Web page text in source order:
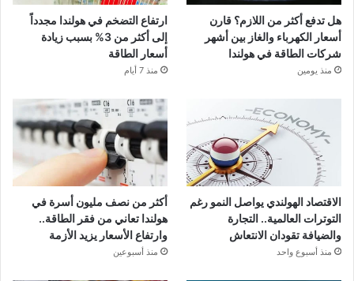
هل تدفع أكثر من اللازم؟ قارن
أسعار الكهرباء والغاز بين أشهر
شركات الطاقة في هولندا
منذ يومين
ارتفاع التضخم في هولندا مجدداً
إلى أكثر من 3% بسبب زيادة
أسعار الطاقة
منذ 7 أيام
الاقتصاد الهولندي يواصل النمو رغم
التوترات العالمية.. التجارة
والضيافة تقودان الانتعاش
منذ أسبوع واحد
أكثر من نصف مليون أسرة في
هولندا تعاني من فقر الطاقة..
وارتفاع الأسعار يزيد الأزمة
منذ أسبوعين